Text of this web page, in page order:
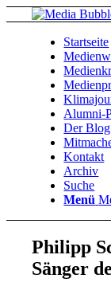
Startseite
Alumni-
Der Blog
Kontakt
Archiv
Suche
Menü
Philipp
Sänger